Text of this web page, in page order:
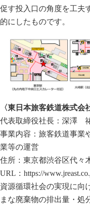
促す投入口の角度を工夫
的にしたものです。
〈東日本旅客鉄道株式会
代表取締役社長：深澤
事業内容：旅客鉄道事業
業等の運営
住所：東京都渋谷区代々
URL： https://
資源循環社会の実現に向
まな廃棄物の排出量・処